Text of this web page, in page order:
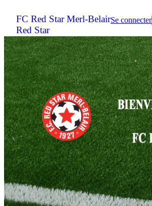
FC Red Star Merl-Belair
Red Star
Se connecter